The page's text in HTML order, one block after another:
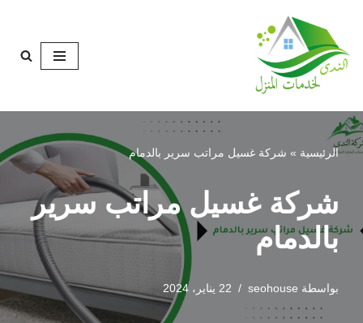
تخطى
إلى
المحتوى
الرئيسية » شركة غسيل مراتب سرير بالدمام
شركة غسيل مراتب سرير
بالدمام
بواسطة seohouse 22 يناير، 2024